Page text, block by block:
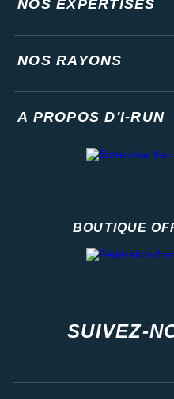
NOS EXPERTISES
NOS RAYONS
A PROPOS D'I-RUN
BOUTIQUE
SUIVEZ-